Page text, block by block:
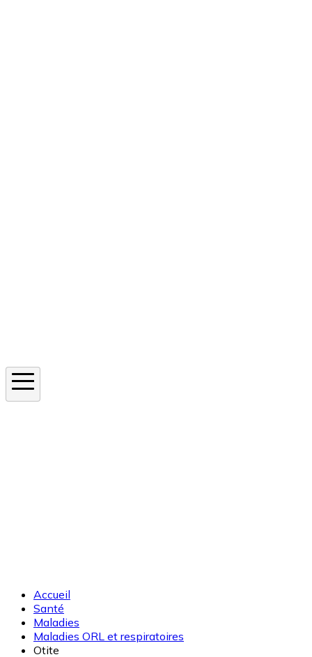
Accueil
Santé
Maladies
Maladies ORL et respiratoires
Otite